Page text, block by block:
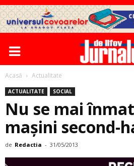
Acasă Actualitate
ACTUALITATE SOCIAL
Nu se mai
mașini second-
de Redactia - 31/05/2013